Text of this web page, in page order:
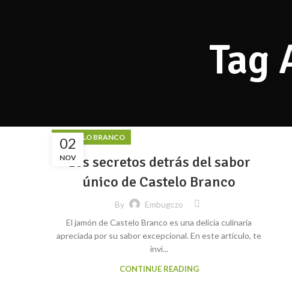
Tag
02
NOV
CASTELO BRANCO
Los secretos detrás del sabor
único de Castelo Branco
By
Embugczo
El jamón de Castelo Branco es una delicia culinaria
apreciada por su sabor excepcional. En este artículo, te
invi...
CONTINUE READING